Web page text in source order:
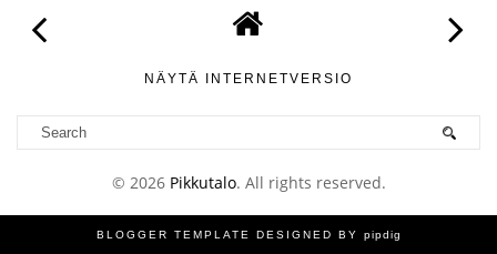
NÄYTÄ INTERNETVERSIO
© 2026 Pikkutalo. All rights reserved.
BLOGGER TEMPLATE DESIGNED BY pipdig